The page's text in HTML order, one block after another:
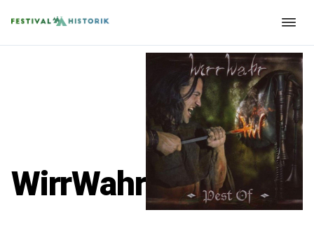
WirrWahr